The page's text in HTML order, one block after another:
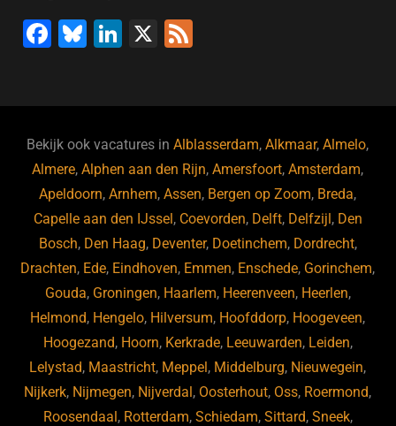
F
b
o
o
k
Bl
ky
Li
dI
n
X
Bekijk ook vacatures inAlblasserdam,Alkmaar,Almelo,
Almere,Alphen aan den Rijn,Amersfoort,Amsterdam,
Apeldoorn,Arnhem,Assen, Bergen op Zoom, Breda,
Capelle aan den IJssel , Coevorden, Delft, Delfzijl , Den
Bosch, Den Haag, Deventer, Doetinchem, Dordrecht,
Drachten, Ede, Eindhoven, Emmen, Enschede, Gorinchem,
Gouda, Groningen, Haarlem, Heerenveen, Heerlen,
Helmond, Hengelo, Hilversum, Hoofddorp, Hoogeveen,
Hoogezand, Hoorn, Kerkrade, Leeuwarden, Leiden,
Lelystad, Maastricht, Meppel , Middelburg, Nieuwegein,
Nijkerk, Nijmegen, Nijverdal , Oosterhout, Oss, Roermond,
Roosendaal , Rotterdam, Schiedam, Sittard, Sneek,